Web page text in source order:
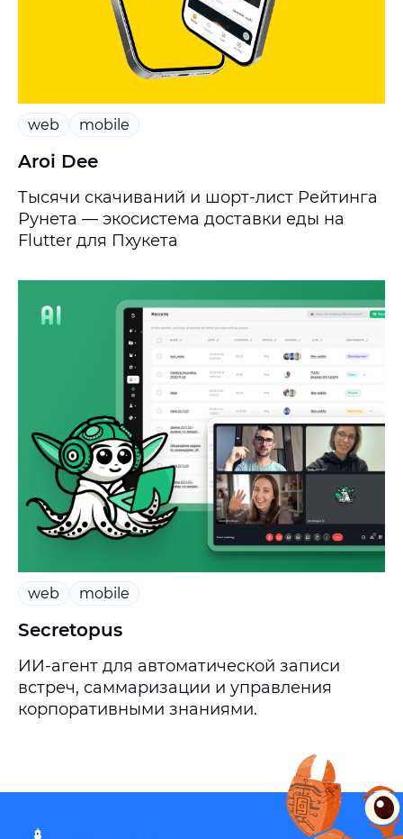
web mobile
Aroi Dee
Тысячи скачиваний и шорт-лист Рейтинга
Рунета — экосистема доставки еды на
Flutter для Пхукета
web mobile
Secretopus
ИИ-агент для автоматической записи
встреч, саммаризации и управления
корпоративными знаниями.